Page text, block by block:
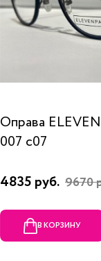
Оправа
007 c07
4835 руб. 9670
В КОРЗИНУ